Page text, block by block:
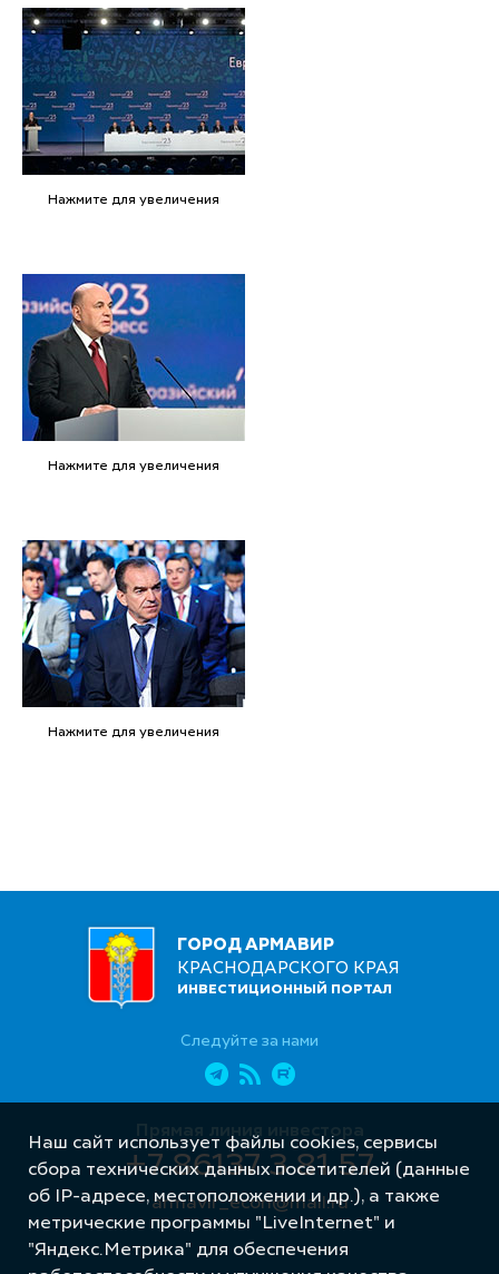
Нажмите для увеличения
Нажмите для увеличения
Нажмите для увеличения
ГОРОД АРМАВИР
КРАСНОДАРСКОГО КРАЯ
ИНВЕСТИЦИОННЫЙ ПОРТАЛ
Следуйте за нами
Прямая линия инвестора
+7 86137 3 81 57
armavir_econ@mail.ru
Наш сайт использует файлы cookies, сервисы
сбора технических данных посетителей (данные
об IP-адресе, местоположении и др.), а также
метрические программы "LiveInternet" и
"Яндекс.Метрика" для обеспечения